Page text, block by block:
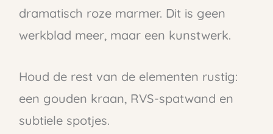
dramatisch roze marmer. Dit is geen
werkblad meer, maar een kunstwerk.
Houd de rest van de elementen rustig:
een gouden kraan, RVS-spatwand en
subtiele spotjes.